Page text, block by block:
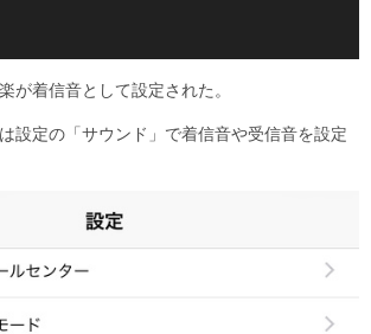
が着信音として設定された。
設定の「サウンド」で着信音や受信音を設定